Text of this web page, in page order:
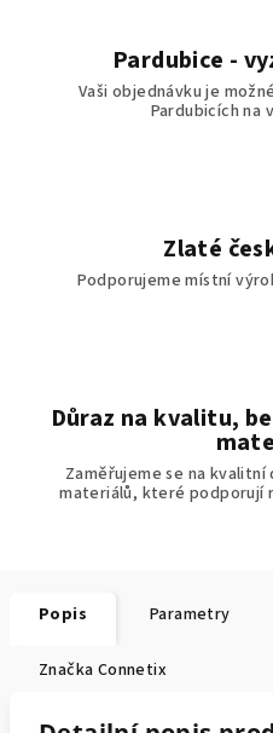
Pardubice -
Vaši objednávku je
Pardubicích na
Zlaté
Podporujeme místní
Důraz na kvalitu,
Zaměřujeme se na
materiálů, které podporují
Popis Parametry
Značka Connetix